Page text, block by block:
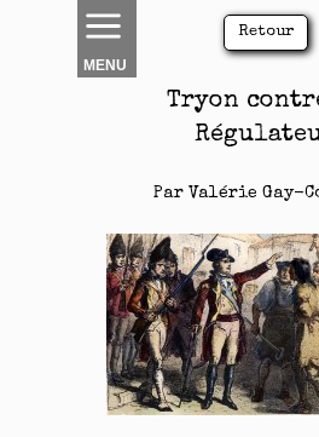
MENU
Tryon
Par Valérie Gay-
Retour